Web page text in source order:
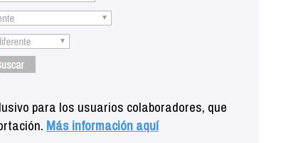
para los usuarios colaboradores, que
Más información aquí